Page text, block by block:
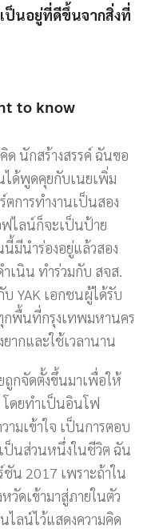
ป็นอยู่ที่ดีขึ้นจากสิ่งที่
to know
นักสร้างสรรค์ ฉันขอ
ด้พูดคุยกับเนยเพิ่ม
ตการทำงานเป็นสอง
ไลน์ก็จะเป็นป้าย
มีนำร่องอยู่แล้วสอง
เนิน ทำร่วมกับ สจส.
YAK เอกชนผู้ได้รับ
กพื้นที่กรุงเทพมหานคร
ากและใช้เวลานาน
ถูกจัดตั้งขึ้นมาเพื่อให้
โดยทำเป็นอินโฟ
ามเข้าใจ เป็นการตอบ
ป็นส่วนหนึ่งในชีวิต ฉัน
ชัน 2017 เพราะถ้าใน
วัดเข้ามาสู่ภายในตัว
ลน์ไว้แสดงความคิด